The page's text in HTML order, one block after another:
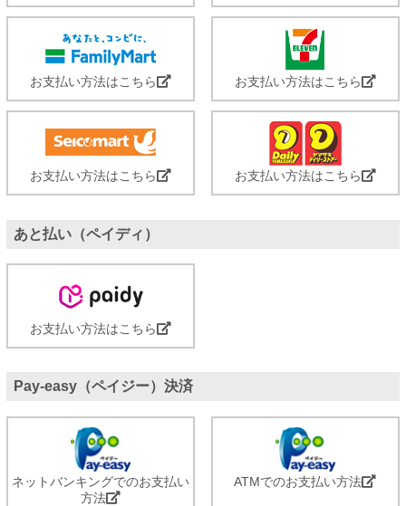
お支払い方法はこちら お支払い方法はこちら
お支払い方法はこちら お支払い方法はこちら
あと払い（ペイディ）
お支払い方法はこちら
Pay-easy（ペイジー）決済
ネットバンキングでのお支払い
方法
ATMでのお支払い方法